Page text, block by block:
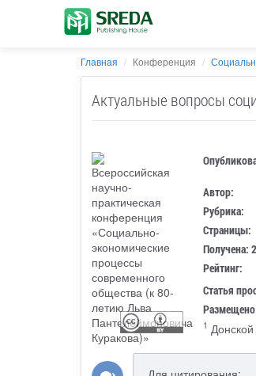
Главная Конференция
Актуальные вопросы
Автор:
Рубрика:
Страницы:
Получена:
Рейтинг:
Статья
1